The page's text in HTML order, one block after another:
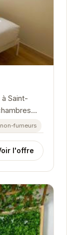
Saint-
pour un...
fumeurs
l'offre